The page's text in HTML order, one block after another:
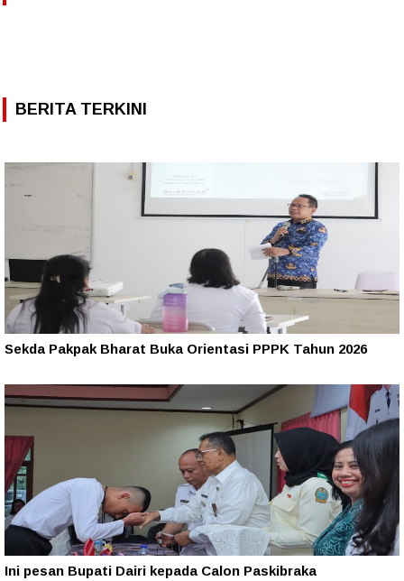
BERITA TERKINI
Sekda Pakpak Bharat Buka Orientasi PPPK Tahun 2026
Ini pesan Bupati Dairi kepada Calon Paskibraka